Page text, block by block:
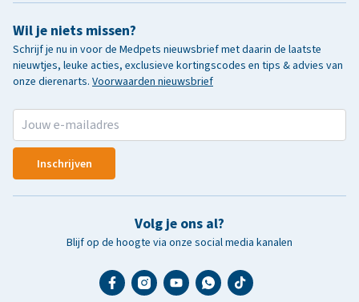
Wil je niets missen?
Schrijf je nu in voor de Medpets nieuwsbrief met daarin de laatste
nieuwtjes, leuke acties, exclusieve kortingscodes en tips & advies van
onze dierenarts. Voorwaarden nieuwsbrief
Inschrijven
Volg je ons al?
Blijf op de hoogte via onze social media kanalen